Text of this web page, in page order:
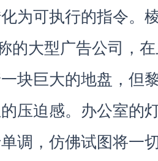
为可执行的指令。
的大型广告公司，
块巨大的地盘，但
压迫感。办公室的
调，仿佛试图将一